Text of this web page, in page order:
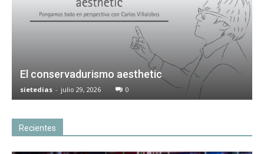
El conservadurismo aesthetic
sietedias - julio 29, 2026 0
Recientes